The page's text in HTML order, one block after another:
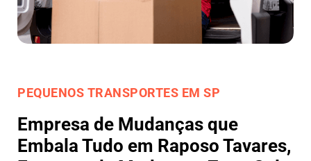
PEQUENOS TRANSPORTES EM SP
Empresa de Mudanças que
Embala Tudo em Raposo Tavares,